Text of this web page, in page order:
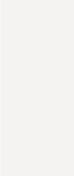
最新
空的猫魔兽王怎么打
榜更新
手